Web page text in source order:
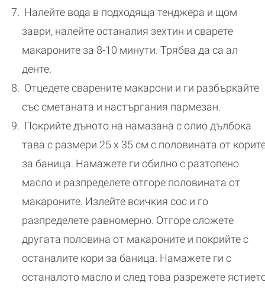
Налейте вода в подходяща тенджера и щом
заври, налейте останалия зехтин и сварете
макароните за 8-10 минути. Трябва да са ал
денте.
Отцедете сварените макарони и ги разбъркайте
със сметаната и настъргания пармезан.
Покрийте дъното на намазана с олио дълбока
тава с размери 25 х 35 см с половината от
за баница. Намажете ги обилно с разтопено
масло и разпределете отгоре половината от
макароните. Излейте всичкия сос и го
разпределете равномерно. Отгоре сложете
другата половина от макароните и покрийте с
останалите кори за баница. Намажете ги с
останалото масло и след това разрежете